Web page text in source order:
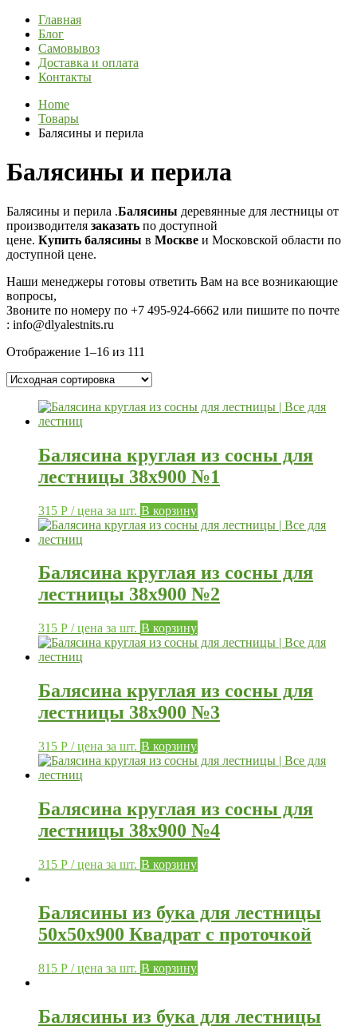
Главная
Блог
Самовывоз
Доставка и оплата
Контакты
Home
Товары
Балясины и перила
Балясины и перила
Балясины и перила .Балясины деревянные для лестницы от
производителя заказать по доступной
цене. Купить балясины в Москве и Московской области по
доступной цене.
Наши менеджеры готовы ответить Вам на все возникающие
вопросы,
Звоните по номеру по +7 495-924-6662 или пишите по почте
: info@dlyalestnits.ru
Отображение 1–16 из 111
Балясина круглая из сосны для
лестницы 38х900 №1
315 Р / цена за шт. В корзину
Балясина круглая из сосны для
лестницы 38х900 №2
315 Р / цена за шт. В корзину
Балясина круглая из сосны для
лестницы 38х900 №3
315 Р / цена за шт. В корзину
Балясина круглая из сосны для
лестницы 38х900 №4
315 Р / цена за шт. В корзину
Балясины из бука для лестницы
50х50х900 Квадрат с проточкой
815 Р / цена за шт. В корзину
Балясины из бука для лестницы